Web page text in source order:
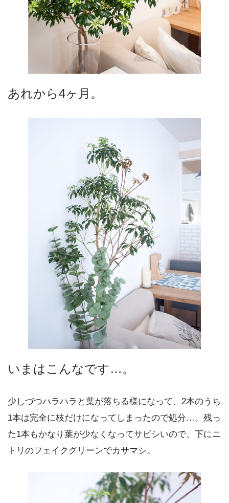
あれから4ヶ月。
いまはこんなです…。
少しづつハラハラと葉が落ちる様になって、2本のうち
1本は完全に枝だけになってしまったので処分…。残っ
た1本もかなり葉が少なくなってサビシいので、下にニ
トリのフェイクグリーンでカサマシ。